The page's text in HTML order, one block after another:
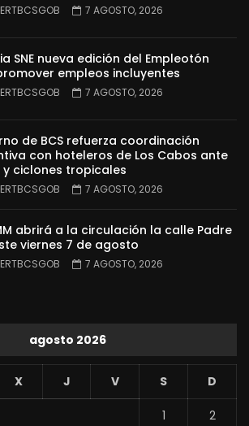
7 AGOSTO, 2026
SNE nueva edición del Empleotón
empleos incluyentes
7 AGOSTO, 2026
de BCS refuerza coordinación
con hoteleros de Los Cabos ante
y ciclones tropicales
7 AGOSTO, 2026
abrirá a la circulación la calle Padre
viernes 7 de agosto
7 AGOSTO, 2026
agosto 2026
X J V S D
1 2